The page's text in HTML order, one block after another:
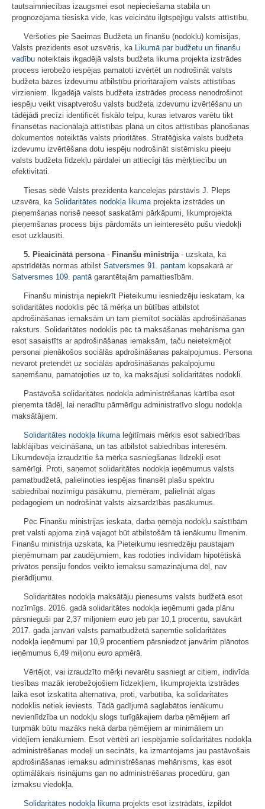
tautsaimniecības izaugsmei esot nepieciešama stabila un
prognozējama tiesiskā vide, kas veicinātu ilgtspējīgu valsts attīstību.
Vēršoties pie Saeimas Budžeta un finanšu (nodokļu) komisijas,
Valsts prezidents esot uzsvēris, ka Likumā par budžetu un finanšu
vadību noteiktais ikgadējā valsts budžeta likuma projekta izstrādes
process ierobežo iespējas pamatoti izvērtēt un nodrošināt valsts
budžeta bāzes izdevumu atbilstību prioritārajiem valsts attīstības
virzieniem. Ikgadējā valsts budžeta izstrādes process nenodrošinot
iespēju veikt visaptverošu valsts budžeta izdevumu izvērtēšanu un
tādējādi precīzi identificēt fiskālo telpu, kuras ietvaros varētu tikt
finansētas nacionālajā attīstības plānā un citos attīstības plānošanas
dokumentos noteiktās valsts prioritātes. Stratēģiska valsts budžeta
izdevumu izvērtēšana dotu iespēju nodrošināt sistēmisku pieeju
valsts budžeta līdzekļu pārdalei un attiecīgi tās mērķtiecību un
efektivitāti.
Tiesas sēdē Valsts prezidenta kancelejas pārstāvis J. Pleps
uzsvēra, ka Solidaritātes nodokļa likuma projekta izstrādes un
pieņemšanas norisē neesot saskatāmi pārkāpumi, likumprojekta
pieņemšanas process bijis pārdomāts un ieinteresēto pušu viedokļi
esot uzklausīti.
5. Pieaicinātā persona - Finanšu ministrija - uzskata, ka
apstrīdētās normas atbilst Satversmes 91. pantam kopsakarā ar
Satversmes 109. pantā garantētajām pamattiesībām.
Finanšu ministrija nepiekrīt Pieteikumu iesniedzēju ieskatam, ka
solidaritātes nodoklis pēc tā mērķa un būtības atbilstot
apdrošināšanas iemaksām un tam piemītot sociālās apdrošināšanas
raksturs. Solidaritātes nodoklis pēc tā maksāšanas mehānisma gan
esot sasaistīts ar apdrošināšanas iemaksām, taču neietekmējot
personai pienākošos sociālās apdrošināšanas pakalpojumus. Persona
nevarot pretendēt uz sociālās apdrošināšanas pakalpojumu
saņemšanu, pamatojoties uz to, ka maksājusi solidaritātes nodokli.
Pastāvošā solidaritātes nodokļa administrēšanas kārtība esot
pieņemta tādēļ, lai neradītu pārmērīgu administratīvo slogu nodokļa
maksātājiem.
Solidaritātes nodokļa likuma leģitīmais mērķis esot sabiedrības
labklājības veicināšana, un tas atbilstot sabiedrības interesēm.
Likumdevēja izraudzītie šā mērķa sasniegšanas līdzekļi esot
samērīgi. Proti, saņemot solidaritātes nodokļa ieņēmumus valsts
pamatbudžetā, palielinoties iespējas finansēt plašu spektru
sabiedrībai nozīmīgu pasākumu, piemēram, palielināt algas
pedagogiem un nodrošināt valsts aizsardzības pasākumus.
Pēc Finanšu ministrijas ieskata, darba ņēmēja nodokļu saistībām
pret valsti apjoma ziņā vajagot būt atbilstošām tā ienākumu līmenim.
Finanšu ministrija uzskata, ka Pieteikumu iesniedzēju paustajam
pieņēmumam par zaudējumiem, kas rodoties indivīdam hipotētiskā
privātos pensiju fondos veikto iemaksu samazinājuma dēļ, nav
pierādījumu.
Solidaritātes nodokļa maksātāju pienesums valsts budžetā esot
nozīmīgs. 2016. gadā solidaritātes nodokļa ieņēmumi gada plānu
pārsnieguši par 2,37 miljoniem euro jeb par 10,1 procentu, savukārt
2017. gada janvārī valsts pamatbudžetā saņemtie solidaritātes
nodokļa ieņēmumi par 10,9 procentiem pārsniedzot janvārim plānotos
ieņēmumus 6,49 miljonu euro apmērā.
Vērtējot, vai izraudzīto mērķi nevarētu sasniegt ar citiem, indivīda
tiesības mazāk ierobežojošiem līdzekļiem, likumprojekta izstrādes
laikā esot izskatīta alternatīva, proti, varbūtība, ka solidaritātes
nodoklis netiek ieviests. Tādā gadījumā saglabātos ienākumu
nevienlīdzība un nodokļu slogs turīgākajiem darba ņēmējiem arī
turpmāk būtu mazāks nekā darba ņēmējiem ar minimāliem un
vidējiem ienākumiem. Esot vērtēti arī iespējamie solidaritātes nodokļa
administrēšanas modeļi un secināts, ka izmantojams jau pastāvošais
apdrošināšanas iemaksu administrēšanas mehānisms, kas esot
optimālākais risinājums gan no administrēšanas procedūru, gan
izmaksu viedokļa.
Solidaritātes nodokļa likuma projekts esot izstrādāts, izpildot